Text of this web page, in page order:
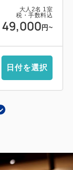
大人 2名 1室
税・手数料込
49,000 円~
日付を選択